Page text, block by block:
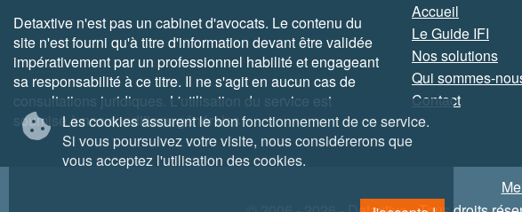
Les cookies assurent le bon fonctionnement de ce service.
Si vous poursuivez votre visite, nous considérerons que
vous acceptez l'utilisation des cookies.
Detaxtive n'est pas un cabinet d'avocats. Le contenu du
site n'est fourni qu'à titre d'information devant être validée
impérativement par un professionnel habilité et engageant
sa responsabilité à ce titre. Il ne s'agit en aucun cas de
consultations juridiques. L'utilisation du service est
soumise à nos conditions générales
Accueil
Le Guide IFI
Nos solutions
Qui sommes-
Contact